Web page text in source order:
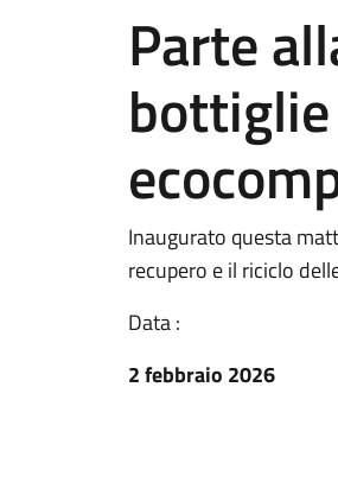
Parte
Inaugurato questa
recupero e il riciclo
Data :
2 febbraio 2026